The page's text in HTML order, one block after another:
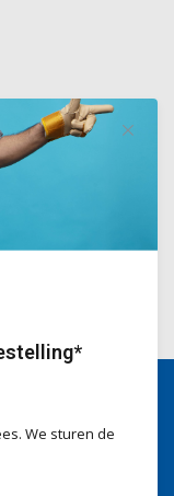
je graag
We sturen de